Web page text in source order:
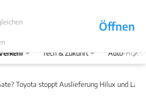
Öffnen
Abo
Menü
Tech & Zukunft Auto-
Toyota stoppt Auslieferung Hilux und Land